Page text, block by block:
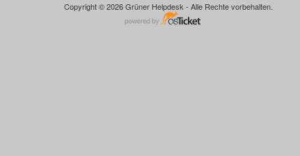
Copyright © 2026 Grüner Helpdesk - Alle Rechte vorbehalten.